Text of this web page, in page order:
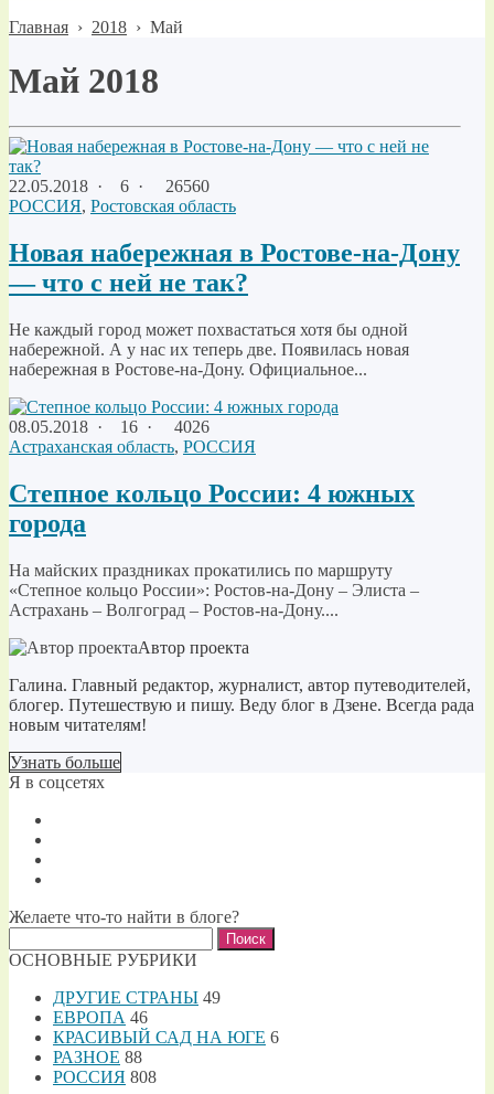
Главная › 2018 › Май
Май 2018
22.05.2018 · 6 ·
26560
РОССИЯ, Ростовская область
Новая набережная в Ростове-на-Дону
— что с ней не так?
Не каждый город может похвастаться хотя бы одной
набережной. А у нас их теперь две. Появилась новая
набережная в Ростове-на-Дону. Официальное...
08.05.2018 · 16 ·
4026
Астраханская область, РОССИЯ
Степное кольцо России: 4 южных
города
На майских праздниках прокатились по маршруту
«Степное кольцо России»: Ростов-на-Дону – Элиста –
Астрахань – Волгоград – Ростов-на-Дону....
Автор проекта
Галина. Главный редактор, журналист, автор путеводителей,
блогер. Путешествую и пишу. Веду блог в Дзене. Всегда рада
новым читателям!
Узнать больше
Я в соцсетях
Желаете что-то найти в блоге?
ОСНОВНЫЕ РУБРИКИ
ДРУГИЕ СТРАНЫ 49
ЕВРОПА 46
КРАСИВЫЙ САД НА ЮГЕ 6
РАЗНОЕ 88
РОССИЯ 808